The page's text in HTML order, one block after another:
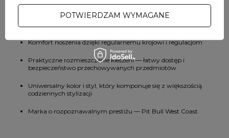
✅ Zalety, które decydują o wyborze
Skuteczna ochrona przed zimnem, wiatrem i lekkim deszczem
Komfort noszenia dzięki regularnemu krojowi i regulacjom
Praktyczne rozmieszczenie kieszeni — łatwy dostęp i
bezpieczeństwo przechowywanych przedmiotów
Uniwersalny kolor i styl, który komponuje się z większością
codziennych stylizacji
Marka o rozpoznawalnym prestiżu — Pit Bull West Coast
POTWIERDZAM WYMAGANE